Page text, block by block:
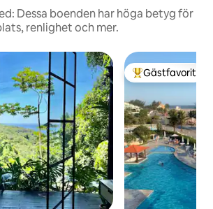
Dessa boenden har höga betyg för
renlighet och mer.
Populär
Gästfavorit